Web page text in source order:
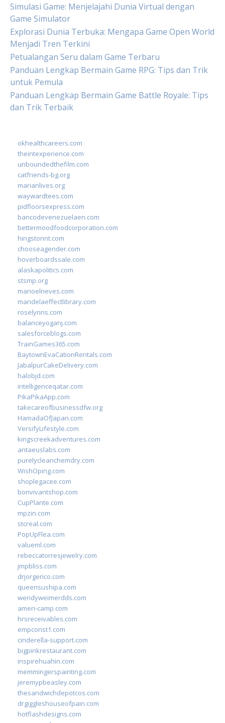
Simulasi Game: Menjelajahi Dunia Virtual dengan
Game Simulator
Explorasi Dunia Terbuka: Mengapa Game Open World
Menjadi Tren Terkini
Petualangan Seru dalam Game Terbaru
Panduan Lengkap Bermain Game RPG: Tips dan Trik
untuk Pemula
Panduan Lengkap Bermain Game Battle Royale: Tips
dan Trik Terbaik
okhealthcareers.com
theintexperience.com
unboundedthefilm.com
catfriends-bg.org
marianlives.org
waywardtees.com
pidfloorsexpress.com
bancodevenezuelaen.com
bettermoodfoodcorporation.com
hingstonnt.com
chooseagender.com
hoverboardssale.com
alaskapolitics.com
stsmp.org
manoelneves.com
mandelaeffectlibrary.com
roselynns.com
balanceyoganj.com
salesforceblogs.com
TrainGames365.com
BaytownEvaCationRentals.com
JabalpurCakeDelivery.com
halobjd.com
intelligenceqatar.com
PikaPikaApp.com
takecareofbusinessdfw.org
HamadaOfJapan.com
VersifyLifestyle.com
kingscreekadventures.com
antaeuslabs.com
purelycleanchemdry.com
WishOping.com
shoplegacee.com
bonvivantshop.com
CupPlante.com
mpzin.com
stcreal.com
PopUpFlea.com
valueml.com
rebeccatorresjewelry.com
jmpbliss.com
drjorgerico.com
queensushipa.com
wendyweimerdds.com
ameri-camp.com
hrsreceivables.com
empconst1.com
cinderella-support.com
bigpinkrestaurant.com
inspirehuahin.com
memmingerspainting.com
jeremypbeasley.com
thesandwichdepotcos.com
drgiggleshouseofpain.com
hotflashdesigns.com